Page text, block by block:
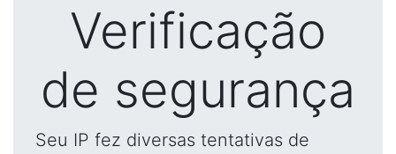
Verificação
de segurança
Seu IP fez diversas tentativas de